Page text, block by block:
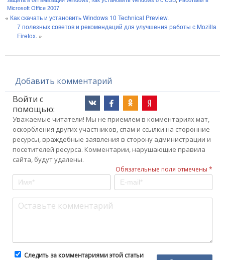
Microsoft Office 2007
« Как скачать и установить Windows 10 Technical Preview.
7 полезных советов и рекомендаций для улучшения работы с Mozilla
Firefox. »
Добавить комментарий
Войти с
помощью:
Уважаемые читатели! Мы не приемлем в комментариях мат,
оскорбления других участников, спам и ссылки на сторонние
ресурсы, враждебные заявления в сторону администрации и
посетителей ресурса. Комментарии, нарушающие правила
сайта, будут удалены.
Обязательные поля отмечены *
Следить за комментариями этой статьи